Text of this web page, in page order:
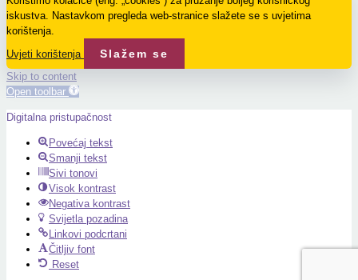
iskustva. Nastavkom pregleda web-stranice slažete se s uvjetima
korištenja.
Uvjeti korištenja
Slažem se
Skip to content
Open toolbar
Digitalna pristupačnost
Povećaj tekst
Smanji tekst
Sivi tonovi
Visok kontrast
Negativa kontrast
Svijetla pozadina
Linkovi podcrtani
Čitljiv font
Reset